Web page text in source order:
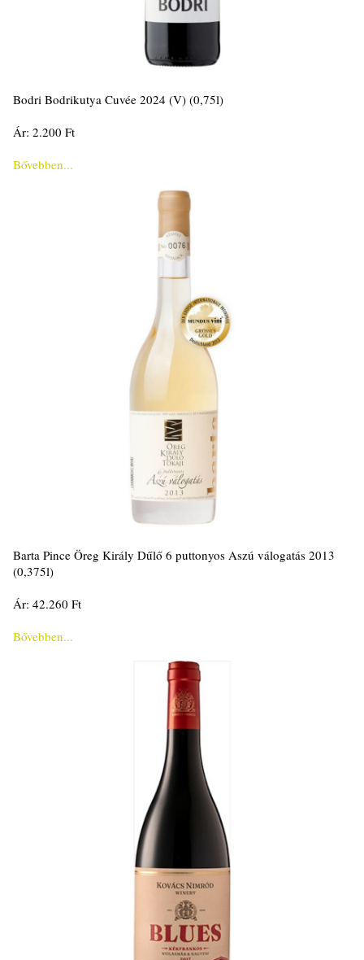
Bodri Bodrikutya Cuvée 2024 (V) (0,75l)
Ár: 2.200 Ft
Bővebben...
Barta Pince Öreg Király Dűlő 6 puttonyos Aszú válogatás 2013
(0,375l)
Ár: 42.260 Ft
Bővebben...